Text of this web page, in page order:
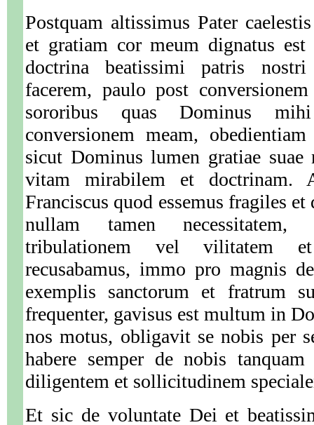
Postquam altissimus Pater
et gratiam cor meum dignatus
doctrina beatissimi patris nostri
facerem, paulo post
sororibus quas Dominus
conversionem meam,
sicut Dominus lumen gratiae
vitam mirabilem et doctrinam.
Franciscus quod essemus fragiles
nullam tamen necessitatem,
tribulationem vel vilitatem et
recusabamus, immo pro magnis
exemplis sanctorum et fratrum
frequenter, gavisus est multum in
nos motus, obligavit se nobis per
habere semper de nobis
diligentem et sollicitudinem
Et sic de voluntate Dei et